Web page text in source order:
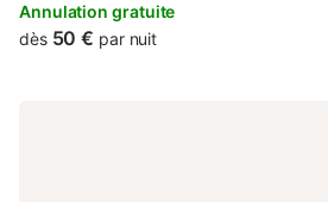
Dieppe Beach and offers private check-
Annulation gratuite
dès 50 € par nuit